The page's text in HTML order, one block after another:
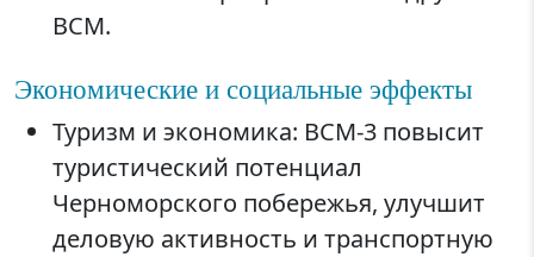
ВСМ.
Экономические и социальные эффекты
Туризм и экономика: ВСМ-3 повысит
туристический потенциал
Черноморского побережья, улучшит
деловую активность и транспортную